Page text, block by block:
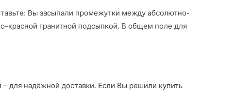
Вы засыпали промежутки между абсолютно-
красной гранитной подсыпкой. В общем поле для
для надёжной доставки. Если Вы решили купить